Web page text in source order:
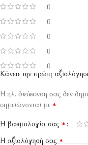
0
0
0
0
0
Κάνετε την πρώτη
Η ηλ. διεύθυνση σας δεν
σημειώνονται με *
Η βαθμολογία σας *
Η αξιολόγησή σας *